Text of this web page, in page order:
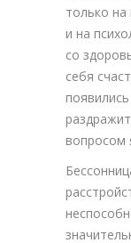
только
и на
со
себя
вопросом